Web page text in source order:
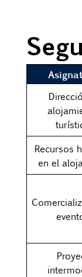
Recursos
en el